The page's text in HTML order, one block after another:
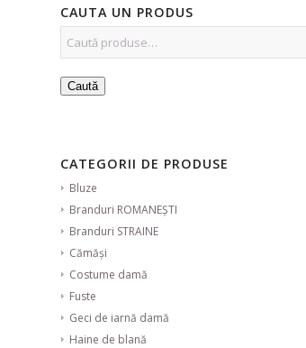
CAUTA UN PRODUS
Caută
CATEGORII DE PRODUSE
Bluze
Branduri ROMANEȘTI
Branduri STRAINE
Cămăși
Costume damă
Fuste
Geci de iarnă damă
Haine de blană